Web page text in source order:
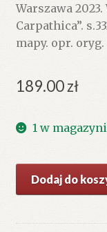
Warszawa
Carpathica”.
mapy. opr.
189.00zł
1 w
ROCZNIK
Karpat.
Dodaj do